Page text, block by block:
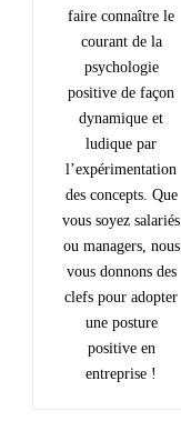
faire connaître le
courant de la
psychologie
positive de façon
dynamique et
ludique par
l’expérimentation
des concepts. Que
vous soyez salariés
ou managers, nous
vous donnons des
clefs pour adopter
une posture
positive en
entreprise !